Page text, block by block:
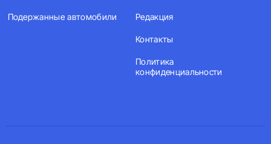
Подержанные автомобили Редакция
Контакты
Политика
конфиденциальности